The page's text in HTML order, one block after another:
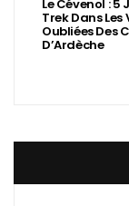
Le Cévenol : 5
Trek Dans Les
Oubliées Des
D’Ardèche